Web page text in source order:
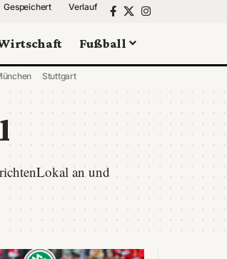
Gespeichert Verlauf
Fußball
Stuttgart
an und